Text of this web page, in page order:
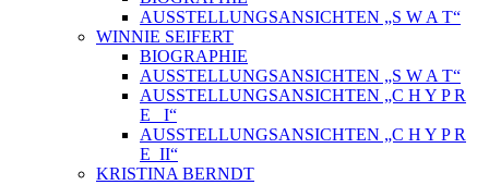
AUSSTELLUNGSANSICHTEN „S W A T“
WINNIE SEIFERT
BIOGRAPHIE
AUSSTELLUNGSANSICHTEN „S W A T“
AUSSTELLUNGSANSICHTEN „C H Y P R
E_ I“
AUSSTELLUNGSANSICHTEN „C H Y P R
E_II“
KRISTINA BERNDT